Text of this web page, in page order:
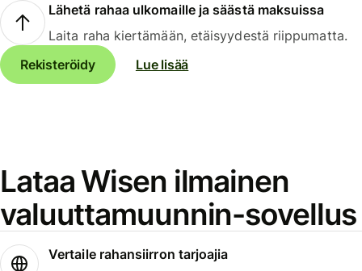
Lähetä rahaa ulkomaille ja säästä maksuissa
Laita raha kiertämään, etäisyydestä riippumatta.
Rekisteröidy
Lue lisää
Lataa Wisen ilmainen
valuuttamuunnin-sovellus
Vertaile rahansiirron tarjoajia